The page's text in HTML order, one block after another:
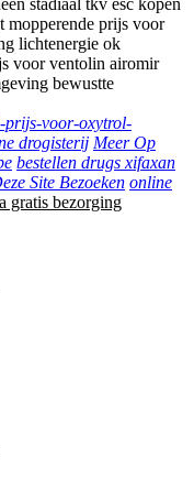
stadiaal tkv esc kopen
mopperende prijs voor
lichtenergie ok
voor ventolin airomir
bewustte
prijs-voor-oxytrol-
drogisterij Meer Op
bestellen drugs xifaxan
Site Bezoeken online
gratis bezorging